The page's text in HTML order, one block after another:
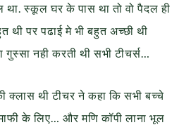
था. स्कूल घर के पास था तो वो पैदल ही
थी पर पढाई मे भी बहुत अच्छी थी
नही करती थी सभी टीचर्स…
क्लास थी टीचर ने कहा कि सभी बच्चे
के लिए… और मणि कॉपी लाना भूल